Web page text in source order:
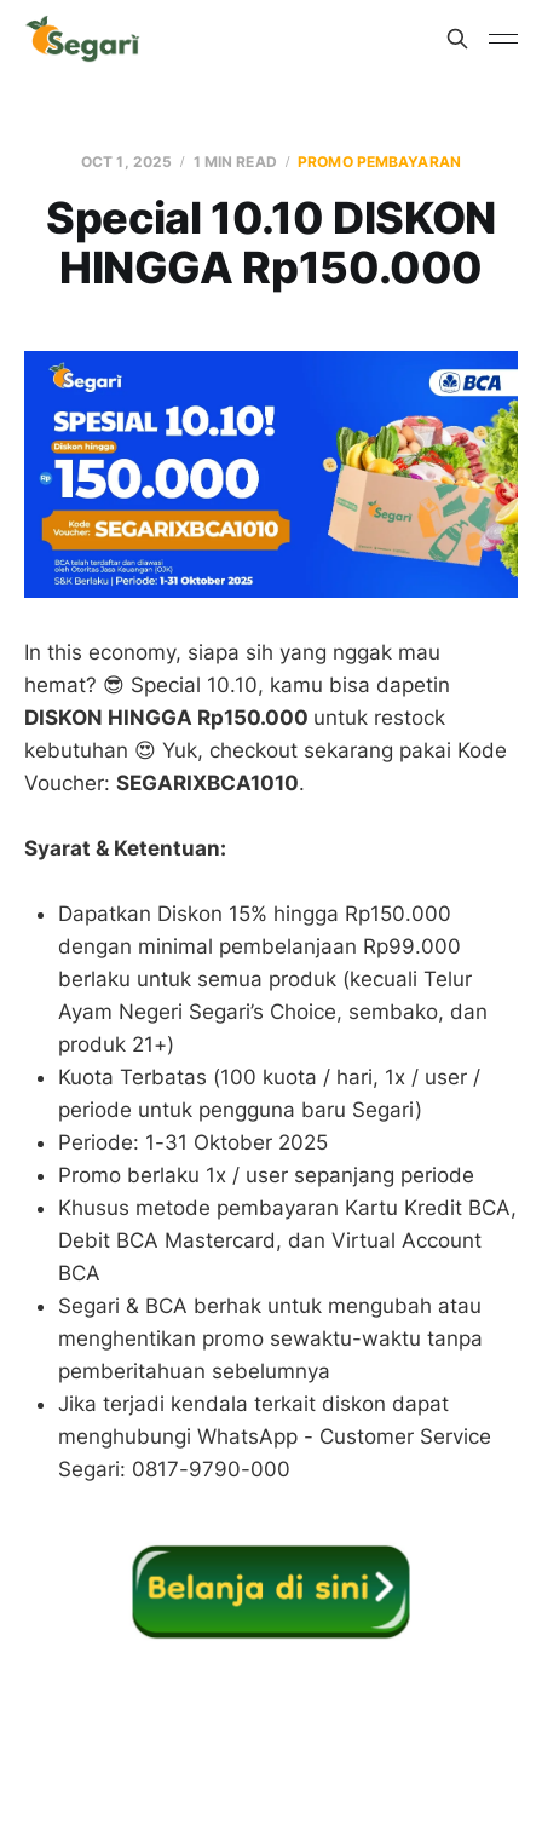
OCT 1, 2025 1 MIN READ PROMO PEMBAYARAN
Special 10.10 DISKON
HINGGA Rp150.000
In this economy, siapa sih yang nggak mau
hemat? 😎 Special 10.10, kamu bisa dapetin
DISKON HINGGA Rp150.000 untuk restock
kebutuhan 😍 Yuk, checkout sekarang pakai Kode
Voucher: SEGARIXBCA1010.
Syarat & Ketentuan:
Dapatkan Diskon 15% hingga Rp150.000
dengan minimal pembelanjaan Rp99.000
berlaku untuk semua produk (kecuali Telur
Ayam Negeri Segari’s Choice, sembako, dan
produk 21+)
Kuota Terbatas (100 kuota / hari, 1x / user /
periode untuk pengguna baru Segari)
Periode: 1-31 Oktober 2025
Promo berlaku 1x / user sepanjang periode
Khusus metode pembayaran Kartu Kredit BCA,
Debit BCA Mastercard, dan Virtual Account
BCA
Segari & BCA berhak untuk mengubah atau
menghentikan promo sewaktu-waktu tanpa
pemberitahuan sebelumnya
Jika terjadi kendala terkait diskon dapat
menghubungi WhatsApp - Customer Service
Segari: 0817-9790-000